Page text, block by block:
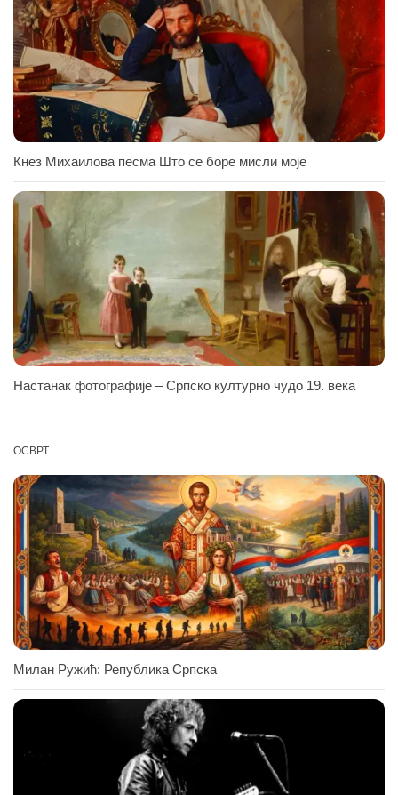
Кнез Михаилова песма Што се боре мисли моје
Настанак фотографије – Српско културно чудо 19. века
ОСВРТ
Милан Ружић: Република Српска